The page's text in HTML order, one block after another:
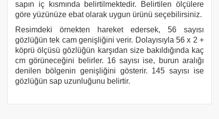
sapın iç kısmında belirtilmektedir. Belirtilen ölçülere
göre yüzünüze ebat olarak uygun ürünü seçebilirsiniz.
Resimdeki örnekten hareket edersek, 56 sayısı
gözlüğün tek cam genişliğini verir. Dolayısıyla 56 x 2 +
köprü ölçüsü gözlüğün karşıdan size bakıldığında kaç
cm görüneceğini belirler. 16 sayısı ise, burun aralığı
denilen bölgenin genişliğini gösterir. 145 sayısı ise
gözlüğün sap uzunluğunu belirtir.